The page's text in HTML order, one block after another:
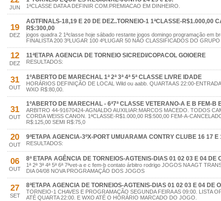
JUN 1ªCLASSE DATA A DEFINIR COM.PREMIACAO EM DINHEIRO.
19
DEZ
AGTFINALS-18,19 E 20 DE DEZ..TORNEIO-1 1ªCLASSE-R$1.000,00
R$:300,00
jogos quadra 2 1ªclasse hoje sábado restante jogos domingo programação em
FINALISTA 200 3ºLUGAR 100 4ºLUGAR 50 NÃO CLASSIFICADOS DO
12
DEZ
11ªETAPA AGENCIA DE TORNEIO SICREDI/COPACOL GOIOERE
RESULTADOS:
31
OUT
1ºABERTO DE MARECHAL 1ª 2ª 3ª 4ª 5ª CLASSE LIVRE IDADE
HORÁRIOS DEFINIÇÃO DE LOCAL Wild ou aabb. QUARTA AS 22:00-
WXO R$:80,00.
31
OUT
1ºABERTO DE MARECHAL - 6ª7ª CLASSE VETERANO-A E B FEM-B
ARBITRO 44-91670424-AGNALDO AUXILIAR:MARCOS MACEDO. TODOS
CORDA WEISS CANON. 1ªCLASSE-R$1.000,00 R$:500,00 FEM-A-
R$:125,00 SEMI R$:75,0
20
OUT
9ªETAPA AGENCIA-3ºX-PORT UMUARAMA CONTRY CLUBE 16 17 E
RESULTADOS:
06
OUT
8ª ETAPA AGÊNCIA DE TORNEIOS-AGTENIS-DIAS 01 02 03 E 04 DE
1ª 2ª 3ª 4ª 5ª 6ª 7ªvet-a e c fem-b contato árbitro rodrigo JOGOS NA AGT
DIA 04/08 NOVA PROGRAMAÇÃO DOS JOGOS
27
SET
8ªETAPA AGENCIA DE TORNEIOS-AGTENIS-DIAS 01 02 03 E 04 DE
TORNEIO-1 CHAVES E PROGRAMAÇÃO SEGUNDA FEIRA AS 09:00. LISTA
ATÉ QUARTA 22:00. E WXO ATÉ O HORÁRIO MARCADO DO JOGO.